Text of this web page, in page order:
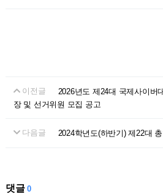
이전글
2026년도 제24대 국제사이버
장 및 선거위원 모집 공고
다음글
2024학년도(하반기) 제22대
댓글0